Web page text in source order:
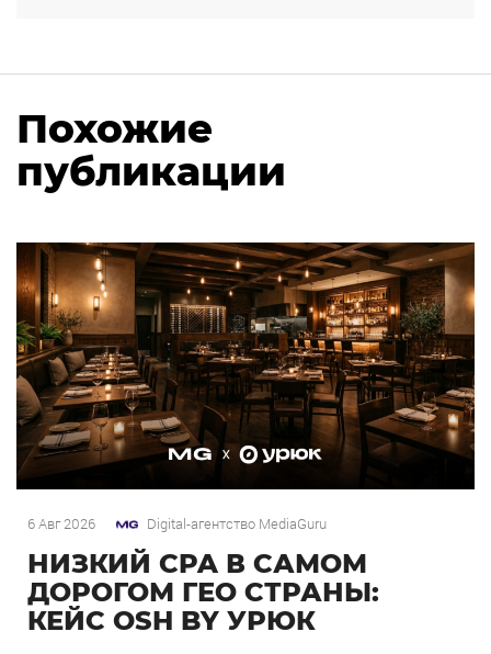
Похожие
публикации
6 Авг 2026 Digital-агентство MediaGuru
НИЗКИЙ CPA В САМОМ
ДОРОГОМ ГЕО СТРАНЫ:
КЕЙС OSH BY УРЮК